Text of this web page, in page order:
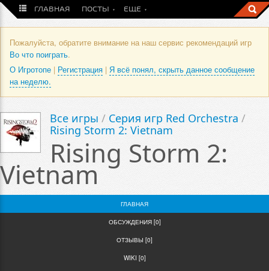
ГЛАВНАЯ ПОСТЫ ЕЩЕ
Пожалуйста, обратите внимание на наш сервис рекомендаций игр
Во что поиграть.
О Игротопе | Регистрация | Я всё понял, скрыть данное сообщение
на неделю.
Все игры / Серия игр Red Orchestra /
Rising Storm 2: Vietnam
Rising Storm 2:
Vietnam
ГЛАВНАЯ
ОБСУЖДЕНИЯ [0]
ОТЗЫВЫ [0]
WIKI [0]